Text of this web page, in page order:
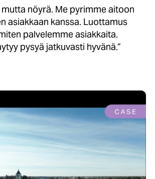
mutta nöyrä. Me pyrimme aitoon
asiakkaan kanssa. Luottamus
palvelemme asiakkaita.
pysyä jatkuvasti hyvänä.”